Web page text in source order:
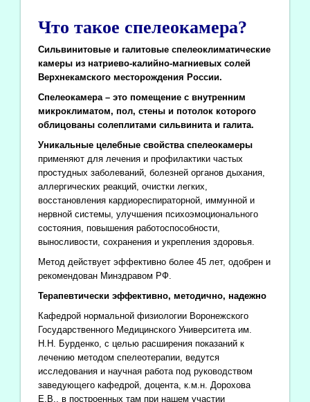
Что такое спелеокамера?
Сильвинитовые и галитовые спелеоклиматические
камеры из натриево-калийно-магниевых солей
Верхнекамского месторождения России.
Спелеокамера – это помещение с внутренним
микроклиматом, пол, стены и потолок которого
облицованы солеплитами сильвинита и галита.
Уникальные целебные свойства спелеокамеры
применяют для лечения и профилактики частых
простудных заболеваний, болезней органов дыхания,
аллергических реакций, очистки легких,
восстановления кардиореспираторной, иммунной и
нервной системы, улучшения психоэмоционального
состояния, повышения работоспособности,
выносливости, сохранения и укрепления здоровья.
Метод действует эффективно более 45 лет, одобрен и
рекомендован Минздравом РФ.
Терапевтически эффективно, методично, надежно
Кафедрой нормальной физиологии Воронежского
Государственного Медицинского Университета им.
Н.Н. Бурденко, с целью расширения показаний к
лечению методом спелеотерапии, ведутся
исследования и научная работа под руководством
заведующего кафедрой, доцента, к.м.н. Дорохова
Е.В., в построенных там при нашем участии